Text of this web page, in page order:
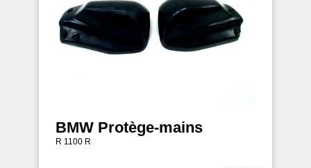
BMW Protège-mains
R 1100 R